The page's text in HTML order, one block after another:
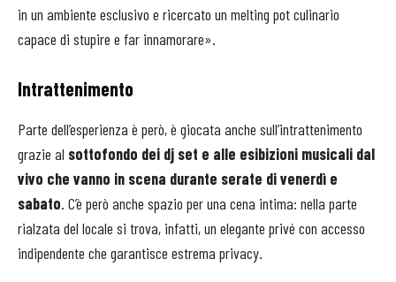
in un ambiente esclusivo e ricercato un melting pot culinario
capace di stupire e far innamorare».
Intrattenimento
Parte dell’esperienza è però, è giocata anche sull’intrattenimento
grazie al sottofondo dei dj set e alle esibizioni musicali dal
vivo che vanno in scena durante serate di venerdì e
sabato. C’è però anche spazio per una cena intima: nella parte
rialzata del locale si trova, infatti, un elegante privé con accesso
indipendente che garantisce estrema privacy.